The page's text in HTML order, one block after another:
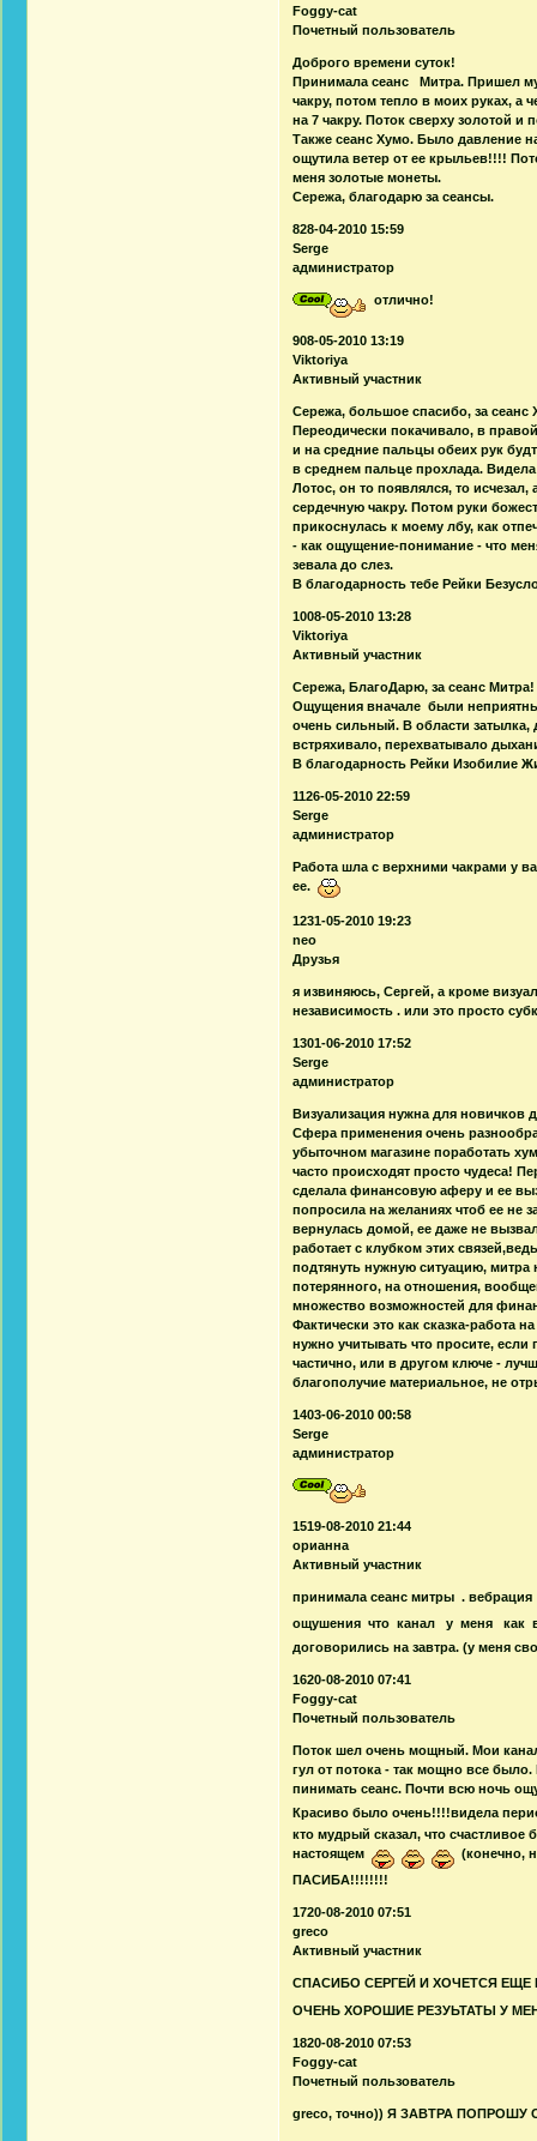
Foggy-cat
Почетный пользователь
Доброго времени суток!
Принимала сеанс Митра. Пришел
чакру, потом тепло в моих руках, а
на 7 чакру. Поток сверху золотой
Также сеанс Хумо. Было давление
ощутила ветер от ее крыльев!!!!
меня золотые монеты.
Сережа, благодарю за сеансы.
828-04-2010 15:59
Serge
администратор
отлично!
908-05-2010 13:19
Viktoriya
Активный участник
Сережа, большое спасибо, за сеанс
Переодически покачивало, в
и на средние пальцы обеих рук
в среднем пальце прохлада. Видела
Лотос, он то появлялся, то
сердечную чакру. Потом руки
прикоснулась к моему лбу, как
- как ощущение-понимание - что
зевала до слез.
В благодарность тебе Рейки
1008-05-2010 13:28
Viktoriya
Активный участник
Сережа, БлагоДарю, за сеанс Митра!
Ощущения вначале были
очень сильный. В области
встряхивало, перехватывало
В благодарность Рейки Изобилие
1126-05-2010 22:59
Serge
администратор
Работа шла с верхними чакрами у
ее.
1231-05-2010 19:23
neo
Друзья
я извиняюсь, Сергей, а кроме
независимость . или это просто
1301-06-2010 17:52
Serge
администратор
Визуализация нужна для новичков
Сфера применения очень
убыточном магазине поработать
часто происходят просто чудеса!
сделала финансовую аферу и ее
попросила на желаниях чтоб ее не
вернулась домой, ее даже не
работает с клубком этих
подтянуть нужную ситуацию, митра
потерянного, на отношения,
множество возможностей для
Фактически это как сказка-работа
нужно учитывать что просите, если
частично, или в другом ключе -
благополучие материальное, не
1403-06-2010 00:58
Serge
администратор
1519-08-2010 21:44
орианна
Активный участник
принимала сеанс митры .
ощушения что канал у меня как
договорились на завтра. (у меня
1620-08-2010 07:41
Foggy-cat
Почетный пользователь
Поток шел очень мощный. Мои
гул от потока - так мощно все было.
пинимать сеанс. Почти всю ночь
Красиво было очень!!!!видела
кто мудрый сказал, что
настоящем
(конечно,
ПАСИБА!!!!!!!!
1720-08-2010 07:51
greco
Активный участник
СПАСИБО СЕРГЕЙ И ХОЧЕТСЯ
ОЧЕНЬ ХОРОШИЕ РЕЗУЬТАТЫ У
1820-08-2010 07:53
Foggy-cat
Почетный пользователь
greco, точно)) Я ЗАВТРА